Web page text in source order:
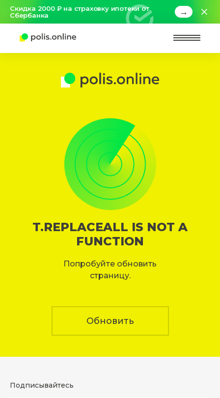
Скидка 2000 ₽ на страховку ипотеки от
Сбербанка
→
T.REPLACEALL IS NOT A
FUNCTION
Попробуйте обновить
страницу.
Обновить
Подписывайтесь